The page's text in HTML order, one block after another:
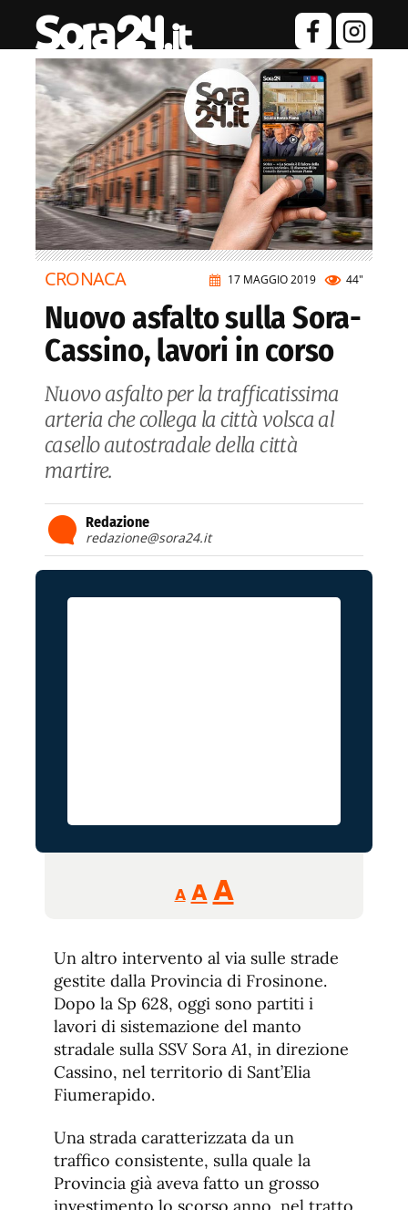
17 MAGGIO 2019 44"
CRONACA
Nuovo asfalto sulla Sora-
Cassino, lavori in corso
Nuovo asfalto per la trafficatissima
arteria che collega la città volsca al
casello autostradale della città
martire.
Redazione
redazione@sora24.it
A
Reducir
tamaño
A Restablecer
de
fuente
AAumentar
de
fuente.
Un altro intervento al via sulle strade
gestite dalla Provincia di Frosinone.
Dopo la Sp 628, oggi sono partiti i
lavori di sistemazione del manto
stradale sulla SSV Sora A1, in direzione
Cassino, nel territorio di Sant’Elia
Fiumerapido.
Una strada caratterizzata da un
traffico consistente, sulla quale la
Provincia già aveva fatto un grosso